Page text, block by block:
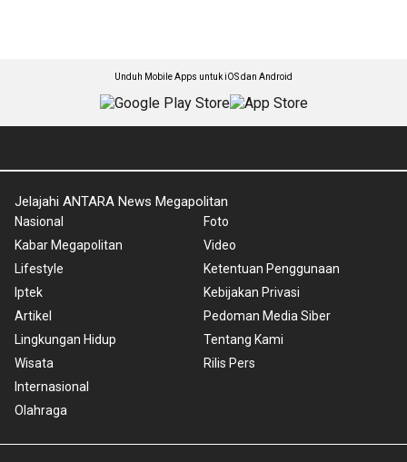
Unduh Mobile Apps untuk iOS dan Android
Jelajahi ANTARA News Megapolitan
Nasional
Kabar Megapolitan
Lifestyle
Iptek
Artikel
Lingkungan Hidup
Wisata
Internasional
Olahraga
Foto
Video
Ketentuan Penggunaan
Kebijakan Privasi
Pedoman Media Siber
Tentang Kami
Rilis Pers